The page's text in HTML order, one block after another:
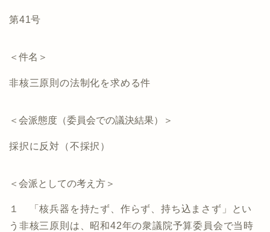
第41号
＜件名＞
非核三原則の法制化を求める件
＜会派態度（委員会での議決結果）＞
採択に反対（不採択）
＜会派としての考え方＞
１ 「核兵器を持たず、作らず、持ち込まさず」とい
う非核三原則は、昭和42年の衆議院予算委員会で当時